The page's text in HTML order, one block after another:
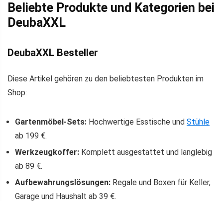
Beliebte Produkte und Kategorien bei
DeubaXXL
DeubaXXL Besteller
Diese Artikel gehören zu den beliebtesten Produkten im
Shop:
Gartenmöbel-Sets: Hochwertige Esstische und Stühle
ab 199 €.
Werkzeugkoffer: Komplett ausgestattet und langlebig
ab 89 €.
Aufbewahrungslösungen: Regale und Boxen für Keller,
Garage und Haushalt ab 39 €.